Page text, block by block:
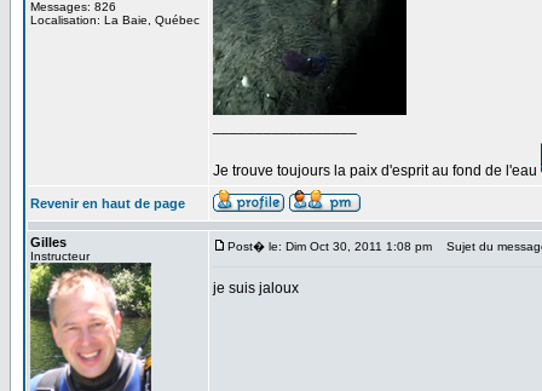
Messages: 826
Localisation: La Baie, Québec
Je trouve toujours la paix d'esprit au fond de l'eau
Revenir en haut de page
Gilles
Instructeur
Post� le: Dim Oct 30, 2011 1:08 pm Sujet du
je suis jaloux